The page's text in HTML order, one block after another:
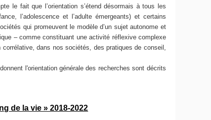
le fait que l’orientation s’étend désormais à tous les
l’adolescence et l’adulte émergeants) et certains
qui promeuvent le modèle d’un sujet autonome et
– comme constituant une activité réflexive complexe
dans nos sociétés, des pratiques de conseil,
l'orientation générale des recherches sont décrits
de la vie » 2018-2022